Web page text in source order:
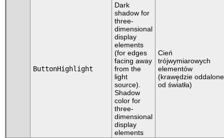
ButtonHighlight
Dark
shadow for
three-
dimensional
display
elements
(for edges
facing away
from the
light
source).
Shadow
color for
three-
dimensional
display
elements
Cień
trójwymiarowych
elementów
(krawędzie oddalone
od światła)